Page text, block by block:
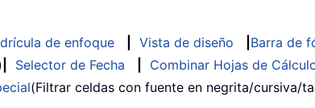
de enfoque Vista de diseño Barra de
Selector de Fecha Combinar Hojas de
(Filtrar celdas con fuente en negrita/cursiva/